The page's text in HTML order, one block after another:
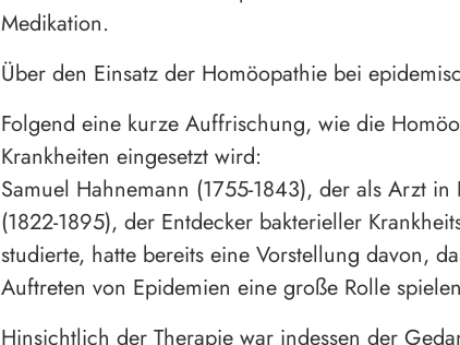
Medikation.
Über den Einsatz der Homöopathie bei
Folgend eine kurze Auffrischung, wie die
Krankheiten eingesetzt wird:
Samuel Hahnemann (1755-1843), der als Arzt in
(1822-1895), der Entdecker bakterieller
studierte, hatte bereits eine Vorstellung davon,
Auftreten von Epidemien eine große Rolle
Hinsichtlich der Therapie war indessen der